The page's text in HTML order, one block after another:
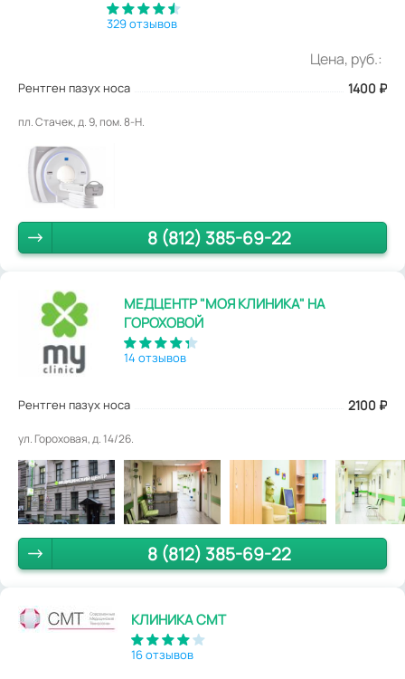
329 отзывов
Цена, руб.:
Рентген пазух носа 1400 ₽
пл. Стачек, д. 9, пом. 8-Н.
8 (812) 385-69-22
МЕДЦЕНТР "МОЯ КЛИНИКА" НА
ГОРОХОВОЙ
14 отзывов
Рентген пазух носа 2100 ₽
ул. Гороховая, д. 14/26.
8 (812) 385-69-22
КЛИНИКА СМТ
16 отзывов